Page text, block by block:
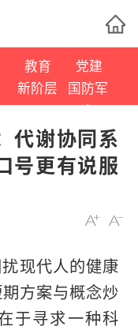
教育
党建
新阶层
国防军
事
代谢协同系
号更有说服
现代人的健康
方案与概念炒
于寻求一种科